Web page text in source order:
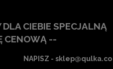
CIEBIE SPECJALNĄ
CENOWĄ --
NAPISZ - sklep@qulka.co